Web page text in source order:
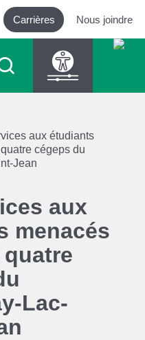
Carrières Nous joindre
aux étudiants
cégeps du
Jean
aux
menacés
Lac-